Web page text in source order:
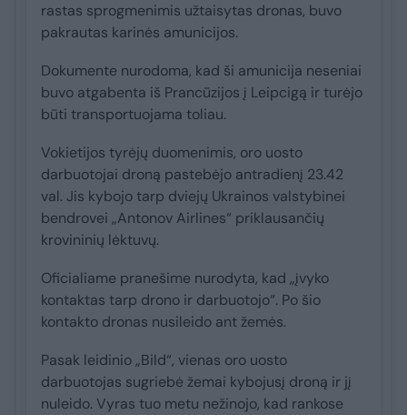
rastas sprogmenimis užtaisytas dronas, buvo
pakrautas karinės amunicijos.
Dokumente nurodoma, kad ši amunicija neseniai
buvo atgabenta iš Prancūzijos į Leipcigą ir turėjo
būti transportuojama toliau.
Vokietijos tyrėjų duomenimis, oro uosto
darbuotojai droną pastebėjo antradienį 23.42
val. Jis kybojo tarp dviejų Ukrainos valstybinei
bendrovei „Antonov Airlines“ priklausančių
krovininių lėktuvų.
Oficialiame pranešime nurodyta, kad „įvyko
kontaktas tarp drono ir darbuotojo“. Po šio
kontakto dronas nusileido ant žemės.
Pasak leidinio „Bild“, vienas oro uosto
darbuotojas sugriebė žemai kybojusį droną ir jį
nuleido. Vyras tuo metu nežinojo, kad rankose